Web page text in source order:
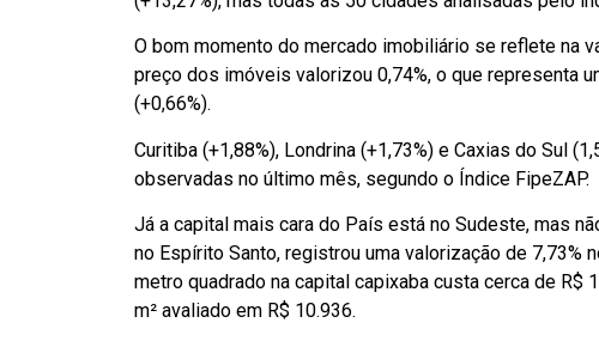
O bom momento do mercado imobiliário se reflete na
preço dos imóveis valorizou 0,74%, o que representa
(+0,66%).
Curitiba (+1,88%), Londrina (+1,73%) e Caxias do Sul
observadas no último mês, segundo o Índice FipeZAP.
Já a capital mais cara do País está no Sudeste, mas
no Espírito Santo, registrou uma valorização de 7,73%
metro quadrado na capital capixaba custa cerca de R$
m² avaliado em R$ 10.936.